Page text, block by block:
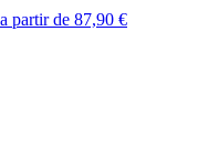
a partir de 87,90 €